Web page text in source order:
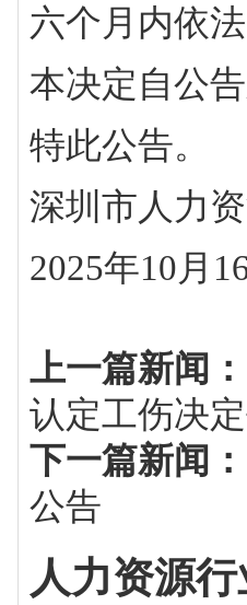
六个月内依
本决定自公
特此公告。
深圳市人力
2025年10月
上一篇新闻：
认定工伤决
下一篇新闻：
公告
人力资源